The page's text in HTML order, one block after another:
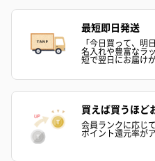
最短即日発送
「今日買って、明
名入れや豊富なラ
短で翌日にお届け
買えば買うほど
会員ランクに応じ
ポイント還元率が